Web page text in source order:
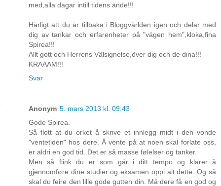
med,alla dagar intill tidens ände!!!
Härligt att du är tillbaka i Bloggvärlden igen och delar med
dig av tankar och erfarenheter på "vägen hem",kloka,fina
Spirea!!!
Allt gott och Herrens Välsignelse,över dig och de dina!!!
KRAAAM!!!
Svar
Anonym 5. mars 2013 kl. 09:43
Gode Spirea.
Så flott at du orket å skrive et innlegg midt i den vonde
"ventetiden" hos dere. Å vente på at noen skal forlate oss,
er aldri en god tid. Det er så masse følelser og tanker.
Men så flink du er som går i ditt tempo og klarer å
gjennomføre dine studier og eksamen oppi alt dette. Og så
skal du feire den lille gode gutten din. Må dere få en god og